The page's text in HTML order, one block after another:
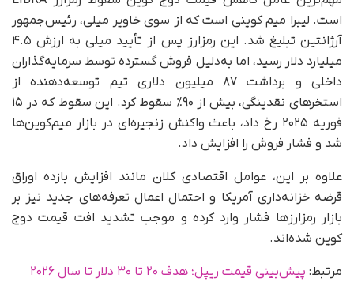
است. لیبرا میم کوینی است که از سوی خاویر میلی، رئیس‌جمهور
آرژانتین تبلیغ شد. این رمزارز پس از تأیید میلی به ارزش ۴.۵
میلیارد دلار رسید، اما به‌دلیل فروش گسترده توسط سرمایه‌گذاران
داخلی و برداشت ۸۷ میلیون دلاری تیم توسعه‌دهنده از
استخرهای نقدینگی، بیش از ۹۰٪ سقوط کرد. این سقوط که در ۱۵
فوریه ۲۰۲۵ رخ داد، باعث واکنش زنجیره‌ای در بازار میم‌کوین‌ها
شد و فشار فروش را افزایش داد.
علاوه بر این، عوامل اقتصادی کلان مانند افزایش بازده اوراق
قرضه خزانه‌داری آمریکا و احتمال اعمال تعرفه‌های جدید نیز بر
بازار رمزارزها فشار وارد کرده و موجب تشدید افت قیمت دوج
کوین شده‌اند.
مرتبط: پیش‌بینی قیمت ریپل؛ هدف ۲۰ تا ۳۰ دلار تا سال ۲۰۲۶